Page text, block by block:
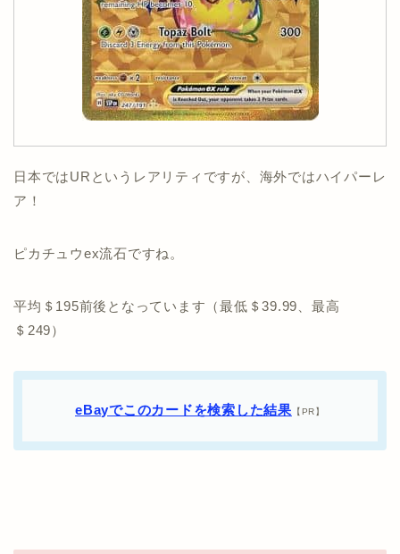
日本ではURというレアリティですが、海外ではハイパーレ
ア！
ピカチュウex流石ですね。
平均＄195前後となっています（最低＄39.99、最高
＄249）
eBayでこのカードを検索した結果 【PR】